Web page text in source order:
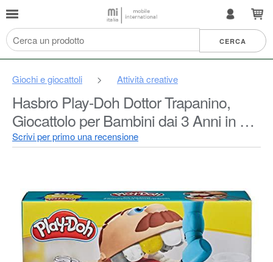
Giochi e giocattoli > Attività creative
Hasbro Play-Doh Dottor Trapanino,
Giocattolo per Bambini dai 3 Anni in Su,
con 8 Barattoli di Composto
Scrivi per primo una recensione